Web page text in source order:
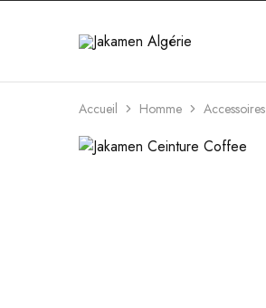
Jakamen
Accueil Homme Accessoires